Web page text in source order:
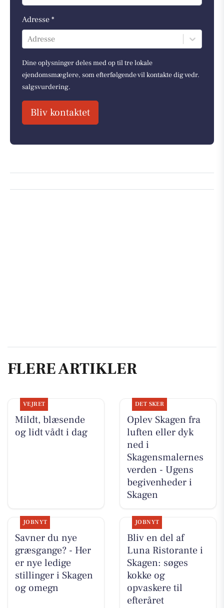
Adresse *
Adresse
Dine oplysninger deles med op til tre lokale
ejendomsmæglere, som efterfølgende vil kontakte dig vedr.
salgsvurdering.
Bliv kontaktet
FLERE ARTIKLER
VEJRET
Mildt, blæsende
og lidt vådt i dag
DET SKER
Oplev Skagen fra
luften eller dyk
ned i
Skagensmalernes
verden - Ugens
begivenheder i
Skagen
JOBNYT
Savner du nye
græsgange? - Her
er nye ledige
stillinger i Skagen
og omegn
JOBNYT
Bliv en del af
Luna Ristorante i
Skagen: søges
kokke og
opvaskere til
efteråret